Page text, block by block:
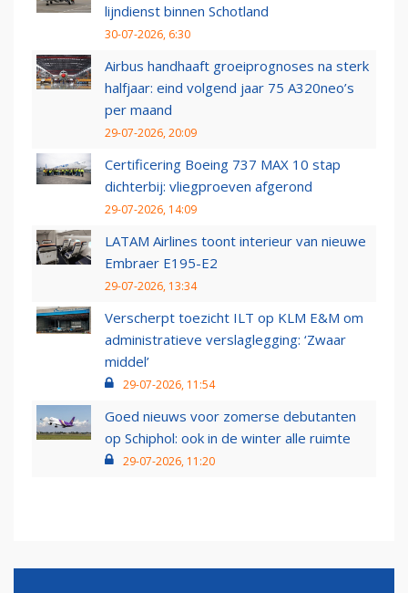
lijndienst binnen Schotland
30-07-2026, 6:30
Airbus handhaaft groeiprognoses na sterk
halfjaar: eind volgend jaar 75 A320neo’s
per maand
29-07-2026, 20:09
Certificering Boeing 737 MAX 10 stap
dichterbij: vliegproeven afgerond
29-07-2026, 14:09
LATAM Airlines toont interieur van nieuwe
Embraer E195-E2
29-07-2026, 13:34
Verscherpt toezicht ILT op KLM E&M om
administratieve verslaglegging: ‘Zwaar
middel’
29-07-2026, 11:54
Goed nieuws voor zomerse debutanten
op Schiphol: ook in de winter alle ruimte
29-07-2026, 11:20